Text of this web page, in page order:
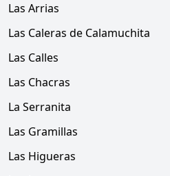
Las Arrias
Las Caleras de Calamuchita
Las Calles
Las Chacras
La Serranita
Las Gramillas
Las Higueras